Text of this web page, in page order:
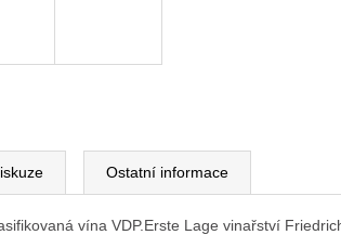
Ostatní informace
vína VDP.Erste Lage vinařství